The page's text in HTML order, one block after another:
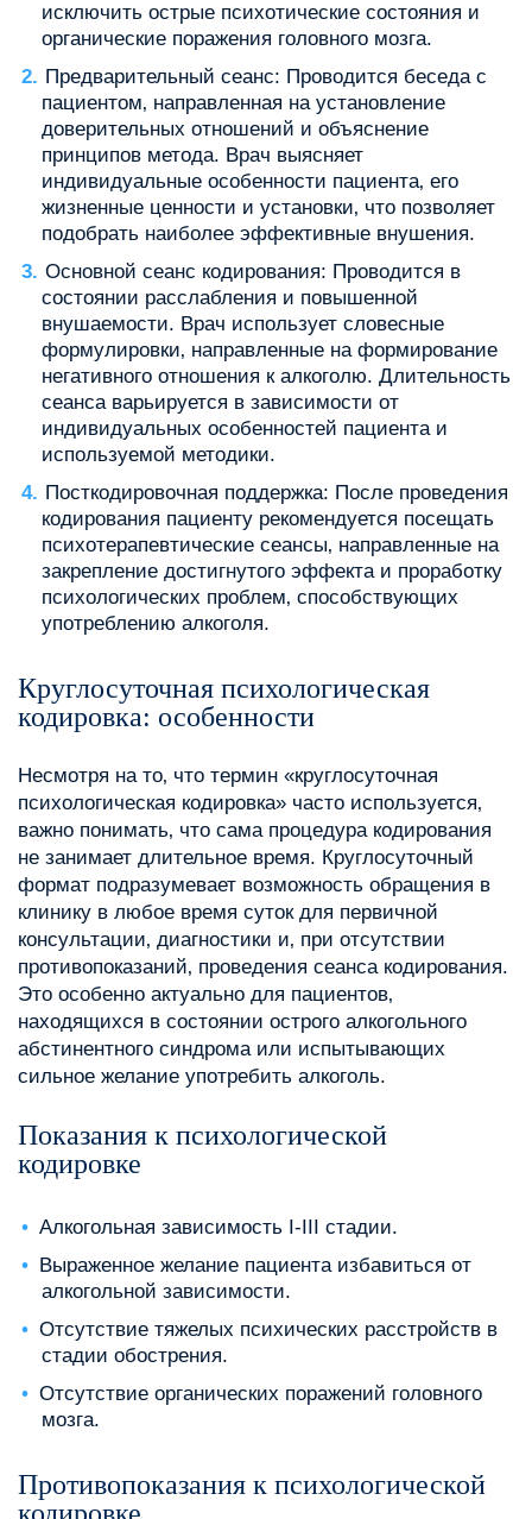
исключить острые психотические состояния и
органические поражения головного мозга.
Предварительный сеанс: Проводится беседа с
пациентом‚ направленная на установление
доверительных отношений и объяснение
принципов метода. Врач выясняет
индивидуальные особенности пациента‚ его
жизненные ценности и установки‚ что позволяет
подобрать наиболее эффективные внушения.
Основной сеанс кодирования: Проводится в
состоянии расслабления и повышенной
внушаемости. Врач использует словесные
формулировки‚ направленные на формирование
негативного отношения к алкоголю. Длительность
сеанса варьируется в зависимости от
индивидуальных особенностей пациента и
используемой методики.
Посткодировочная поддержка: После проведения
кодирования пациенту рекомендуется посещать
психотерапевтические сеансы‚ направленные на
закрепление достигнутого эффекта и проработку
психологических проблем‚ способствующих
употреблению алкоголя.
Круглосуточная психологическая
кодировка: особенности
Несмотря на то‚ что термин «круглосуточная
психологическая кодировка» часто используется‚
важно понимать‚ что сама процедура кодирования
не занимает длительное время. Круглосуточный
формат подразумевает возможность обращения в
клинику в любое время суток для первичной
консультации‚ диагностики и‚ при отсутствии
противопоказаний‚ проведения сеанса кодирования.
Это особенно актуально для пациентов‚
находящихся в состоянии острого алкогольного
абстинентного синдрома или испытывающих
сильное желание употребить алкоголь.
Показания к психологической
кодировке
Алкогольная зависимость I-III стадии.
Выраженное желание пациента избавиться от
алкогольной зависимости.
Отсутствие тяжелых психических расстройств в
стадии обострения.
Отсутствие органических поражений головного
мозга.
Противопоказания к психологической